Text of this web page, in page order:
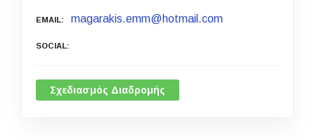
EMAIL magarakis.emm@hotmail.com
SOCIAL
Σχεδιασμός Διαδρομής